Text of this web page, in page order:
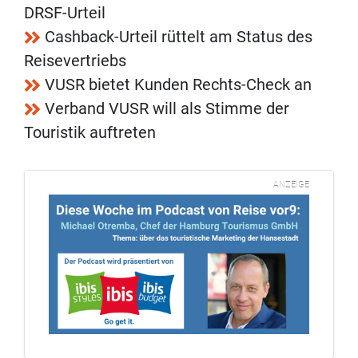
DRSF-Urteil
Cashback-Urteil rüttelt am Status des
Reisevertriebs
VUSR bietet Kunden Rechts-Check an
Verband VUSR will als Stimme der
Touristik auftreten
ANZEIGE